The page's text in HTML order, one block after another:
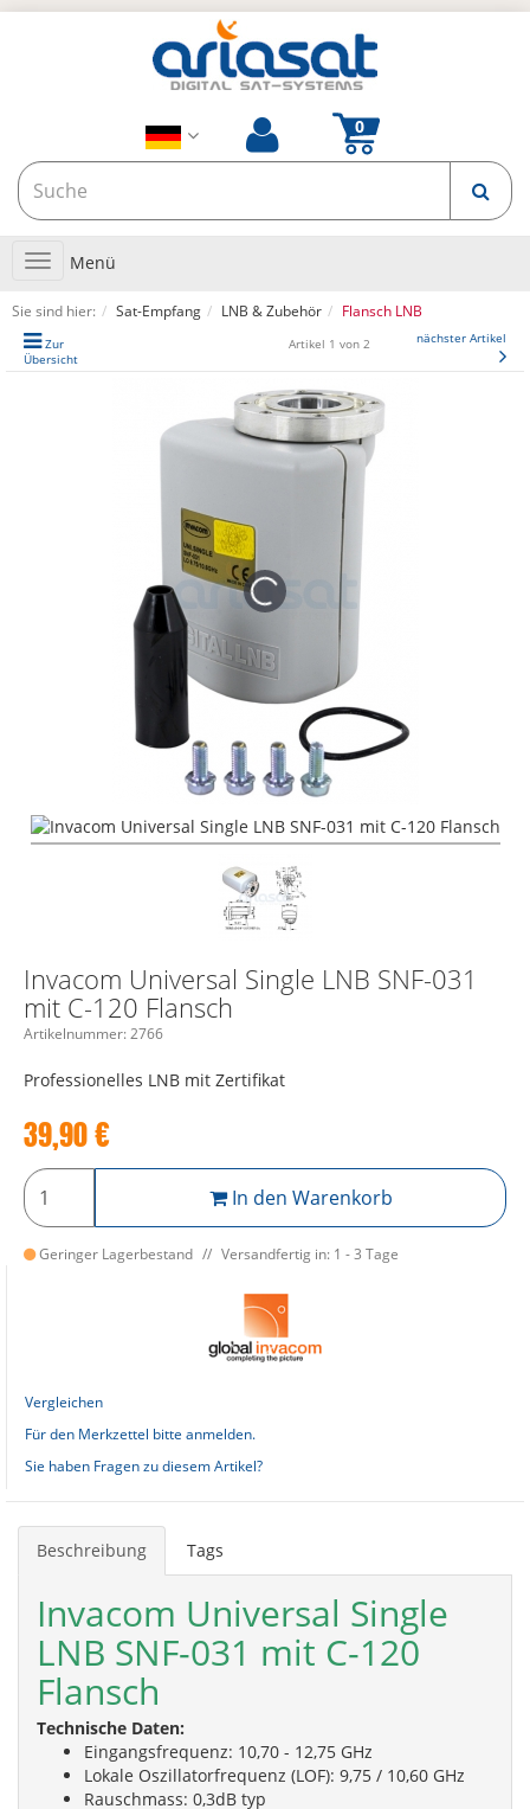
Toggle
navigation
Menü
Sie sind hier: Sat-Empfang LNB & Zubehör Flansch LNB
Zur
Übersicht
Artikel 1 von 2 nächster Artikel
Invacom Universal Single LNB SNF-031
mit C-120 Flansch
Artikelnummer: 2766
Professionelles LNB mit Zertifikat
39,90€
In den Warenkorb
Geringer Lagerbestand Versandfertig in: 1 - 3 Tage
Vergleichen
Für den Merkzettel bitte anmelden.
Sie haben Fragen zu diesem Artikel?
Beschreibung Tags
Invacom Universal Single
LNB SNF-031 mit C-120
Flansch
Technische Daten:
Eingangsfrequenz: 10,70 - 12,75 GHz
Lokale Oszillatorfrequenz (LOF): 9,75 / 10,60 GHz
Rauschmass: 0,3dB typ